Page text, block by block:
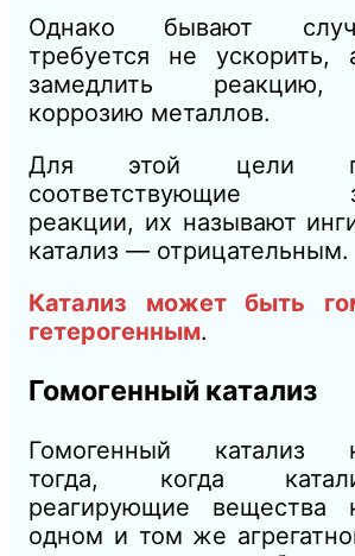
Однако бывают
требуется не ускорить,
замедлить
коррозию металлов.
Для этой цели
соответствующие
реакции, их называют
катализ — отрицательным.
Катализ может быть
гетерогенным.
Гомогенный катализ
Гомогенный катализ
тогда, когда
реагирующие вещества
одном и том же